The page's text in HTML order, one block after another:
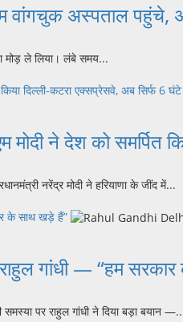
वांगचुक अस्पताल पहुंचे,
मोड़ ले लिया। लंबे समय...
दिल्ली-कटरा एक्सप्रेसवे, अब सिर्फ 6 घंटे
ने देश को समर्पित
नरेंद्र मोदी ने हरियाणा के जींद में...
के साथ खड़े हैं”
गांधी — “हम
पर राहुल गांधी ने दिया बड़ा बयान